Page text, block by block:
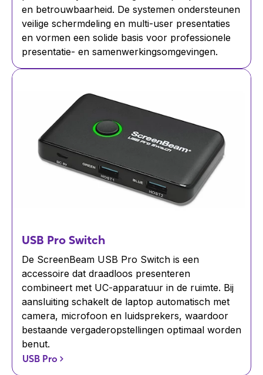
en betrouwbaarheid. De systemen ondersteunen
veilige schermdeling en multi-user presentaties
en vormen een solide basis voor professionele
presentatie- en samenwerkingsomgevingen.
USB Pro Switch
De ScreenBeam USB Pro Switch is een
accessoire dat draadloos presenteren
combineert met UC-apparatuur in de ruimte. Bij
aansluiting schakelt de laptop automatisch met
camera, microfoon en luidsprekers, waardoor
bestaande vergaderopstellingen optimaal worden
benut.
USB Pro